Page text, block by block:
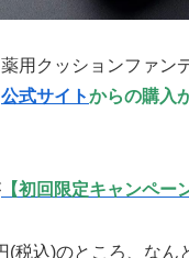
用クッションファン
公式サイトからの購入
【初回限定キャンペー
(税込)のところ、なん